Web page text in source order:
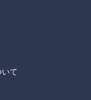
て